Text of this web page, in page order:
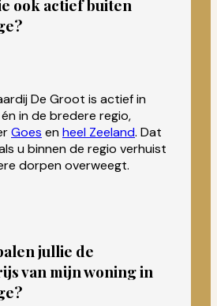
ook actief buiten
De Groot is actief in
in de bredere regio,
Goes en heel Zeeland. Dat
u binnen de regio verhuist
dorpen overweegt.
jullie de
van mijn woning in